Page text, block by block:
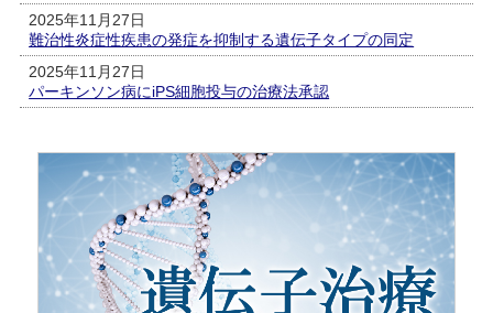
2025年11月27日
難治性炎症性疾患の発症を抑制する遺伝子タイプの同定
2025年11月27日
パーキンソン病にiPS細胞投与の治療法承認